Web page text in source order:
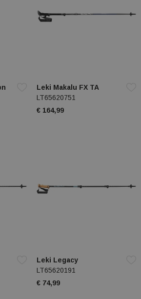
Leki Makalu FX TA
LT65620751
€ 164,99
Leki Legacy
LT65620191
€ 74,99